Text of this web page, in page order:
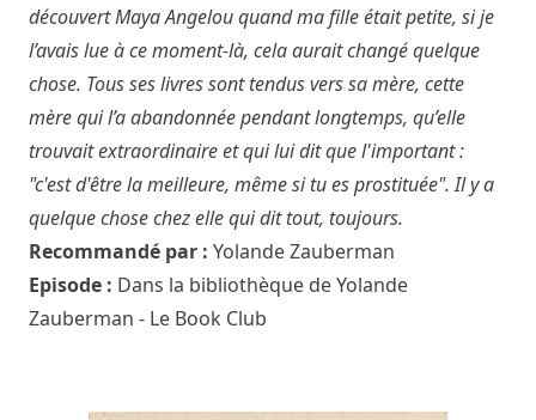
découvert Maya Angelou quand ma fille était petite, si je
l’avais lue à ce moment-là, cela aurait changé quelque
chose. Tous ses livres sont tendus vers sa mère, cette
mère qui l’a abandonnée pendant longtemps, qu’elle
trouvait extraordinaire et qui lui dit que l'important :
"c'est d'être la meilleure, même si tu es prostituée". Il y a
quelque chose chez elle qui dit tout, toujours.
Recommandé par : Yolande Zauberman
Episode : Dans la bibliothèque de Yolande
Zauberman - Le Book Club